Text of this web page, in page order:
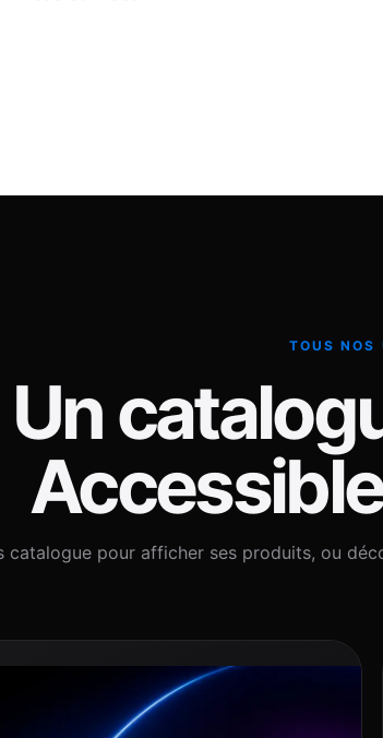
TOUS NOS
Un
catalogue pour afficher ses produits, ou